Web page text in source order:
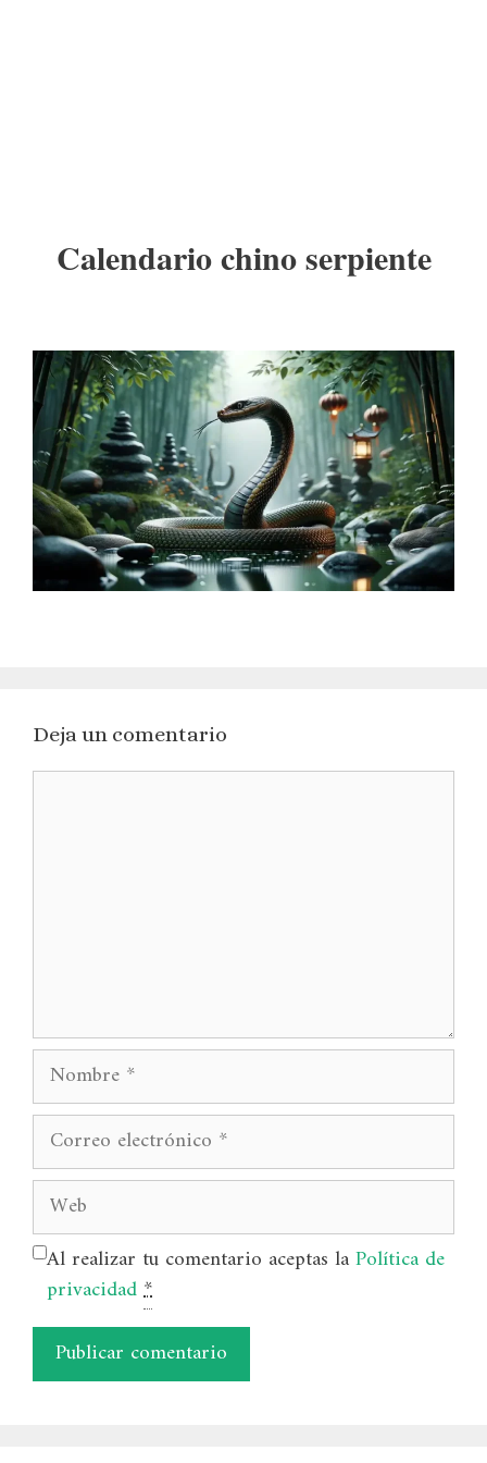
Calendario chino serpiente
Deja un comentario
Comentario
Nombre
Correo
electrónico
Web
Al realizar tu comentario aceptas laPolítica de
privacidad*